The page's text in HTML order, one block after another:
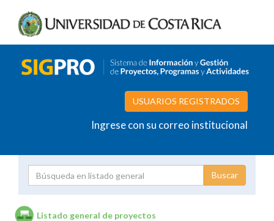
USUARIOS REGISTRADOS
Ingrese con su correo institucional
Listado general de proyectos